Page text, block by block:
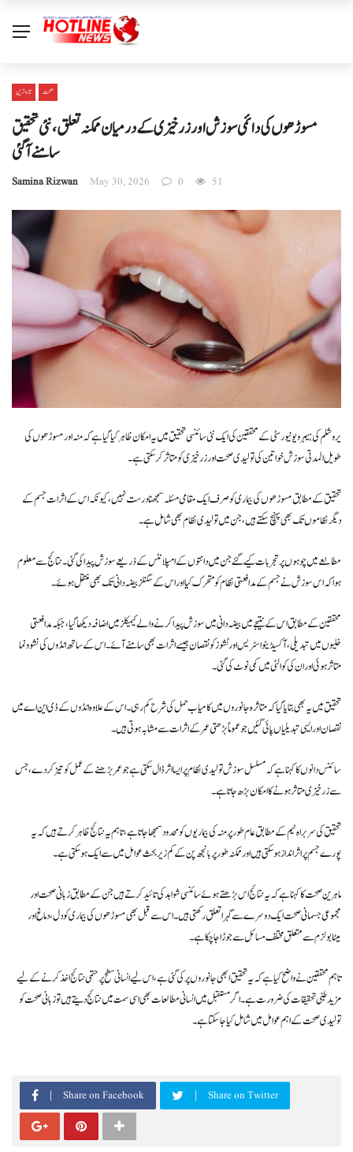
تازہ ترین صحت
مسوڑھوں کی دائمی سوزش اور زرخیزی کے درمیان ممکنہ تعلق، نئی تحقیق
سامنے آ گئی
Samina Rizwan May 30, 2026 0 51
یروشلم کی ہیبرو یونیورسٹی کے محققین کی ایک نئی سائنسی تحقیق میں یہ امکان ظاہر کیا گیا ہے کہ منہ اور مسوڑھوں کی
طویل المدتی سوزش خواتین کی تولیدی صحت اور زرخیزی کو متاثر کر سکتی ہے۔
تحقیق کے مطابق مسوڑھوں کی بیماری کو صرف ایک مقامی مسئلہ سمجھنا درست نہیں، کیونکہ اس کے اثرات جسم کے
دیگر نظاموں تک بھی پہنچ سکتے ہیں، جن میں تولیدی نظام بھی شامل ہے۔
مطالعے میں چوہوں پر تجربات کیے گئے جن میں دانتوں کے امپلانٹس کے ذریعے سوزش پیدا کی گئی۔ نتائج سے معلوم
ہوا کہ اس سوزش نے جسم کے مدافعتی نظام کو متحرک کیا اور اس کے سگنلز بیضہ دانی تک بھی منتقل ہوئے۔
محققین کے مطابق اس کے نتیجے میں بیضہ دانی میں سوزش پیدا کرنے والے کیمیکلز میں اضافہ دیکھا گیا، جبکہ مدافعتی
خلیوں میں تبدیلی، آکسیڈیٹو اسٹریس اور ٹشوز کو نقصان جیسے اثرات بھی سامنے آئے۔ اس کے ساتھ انڈوں کی نشوونما
متاثر ہوئی اور ان کی کوالٹی میں کمی نوٹ کی گئی۔
تحقیق میں یہ بھی بتایا گیا کہ متاثرہ جانوروں میں کامیاب حمل کی شرح کم رہی۔ اس کے علاوہ انڈوں کے ڈی این اے میں
نقصان اور ایسی تبدیلیاں پائی گئیں جو عموماً بڑھتی عمر کے اثرات سے مشابہ ہوتی ہیں۔
سائنس دانوں کا کہنا ہے کہ مسلسل سوزش تولیدی نظام پر ایسا اثر ڈال سکتی ہے جو عمر بڑھنے کے عمل کو تیز کر دے، جس
سے زرخیزی متاثر ہونے کا امکان بڑھ جاتا ہے۔
تحقیق کی سربراہ ٹیم کے مطابق عام طور پر منہ کی بیماریوں کو محدود سمجھا جاتا ہے، تاہم یہ نتائج ظاہر کرتے ہیں کہ یہ
پورے جسم پر اثرانداز ہو سکتی ہیں اور ممکنہ طور پر بانجھ پن کے کم زیر بحث عوامل میں سے ایک ہو سکتی ہے۔
ماہرین صحت کا کہنا ہے کہ یہ نتائج اس بڑھتے ہوئے سائنسی شواہد کی تائید کرتے ہیں جن کے مطابق زبانی صحت اور
مجموعی جسمانی صحت ایک دوسرے سے گہرا تعلق رکھتی ہیں۔ اس سے قبل بھی مسوڑھوں کی بیماری کو دل، دماغ اور
میٹابولزم سے متعلق مختلف مسائل سے جوڑا جا چکا ہے۔
تاہم محققین نے واضح کیا ہے کہ یہ تحقیق ابھی جانوروں پر کی گئی ہے، اس لیے انسانی سطح پر حتمی نتائج اخذ کرنے کے لیے
مزید طبی تحقیقات کی ضرورت ہے۔ اگر مستقبل میں انسانی مطالعات بھی اسی سمت میں نتائج دیتے ہیں تو زبانی صحت کو
تولیدی صحت کے اہم عوامل میں شامل کیا جا سکتا ہے۔
Share on Facebook Share on Twitter